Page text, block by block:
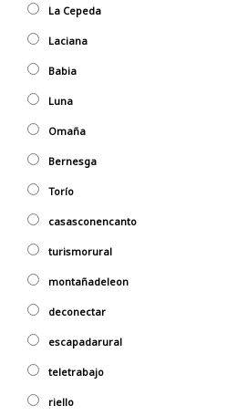
La Cepeda
Laciana
Babia
Luna
Omaña
Bernesga
Torío
casasconencanto
turismorural
montañadeleon
deconectar
escapadarural
teletrabajo
riello